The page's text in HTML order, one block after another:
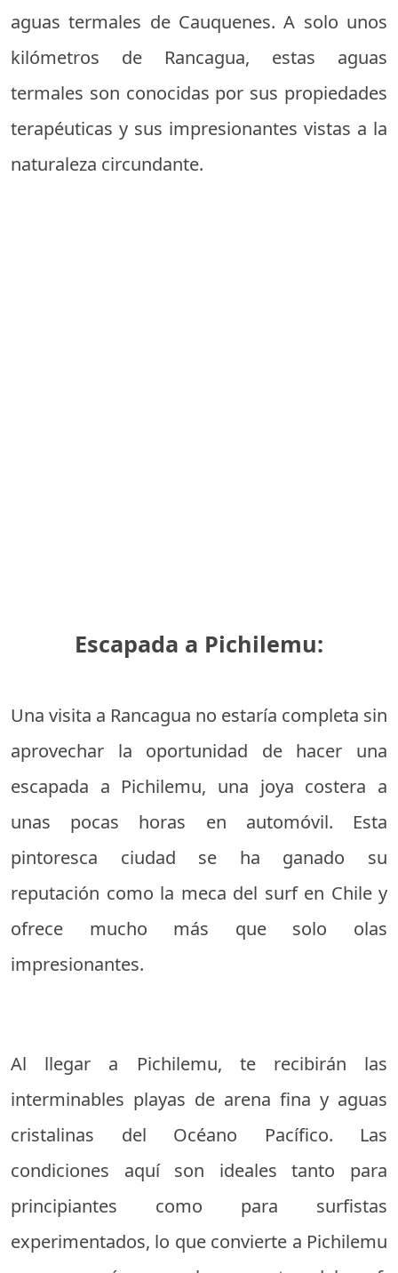
aguas termales de Cauquenes. A solo unos
kilómetros de Rancagua, estas aguas
termales son conocidas por sus propiedades
terapéuticas y sus impresionantes vistas a la
naturaleza circundante.
Escapada a Pichilemu:
Una visita a Rancagua no estaría completa sin
aprovechar la oportunidad de hacer una
escapada a Pichilemu, una joya costera a
unas pocas horas en automóvil. Esta
pintoresca ciudad se ha ganado su
reputación como la meca del surf en Chile y
ofrece mucho más que solo olas
impresionantes.
Al llegar a Pichilemu, te recibirán las
interminables playas de arena fina y aguas
cristalinas del Océano Pacífico. Las
condiciones aquí son ideales tanto para
principiantes como para surfistas
experimentados, lo que convierte a Pichilemu